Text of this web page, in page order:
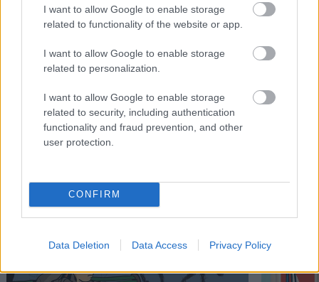
I want to allow Google to enable storage
related to functionality of the website or app.
I want to allow Google to enable storage
related to personalization.
I want to allow Google to enable storage
related to security, including authentication
functionality and fraud prevention, and other
user protection.
CONFIRM
Data Deletion Data Access Privacy Policy
Διαβάστε επίσης